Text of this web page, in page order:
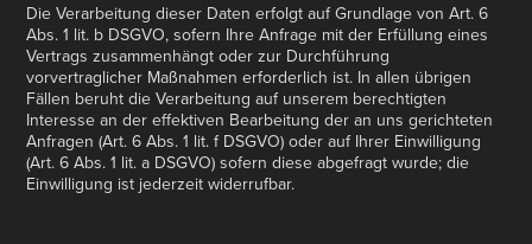
Die Verarbeitung dieser Daten erfolgt auf Grundlage von Art. 6
Abs. 1 lit. b DSGVO, sofern Ihre Anfrage mit der Erfüllung eines
Vertrags zusammenhängt oder zur Durchführung
vorvertraglicher Maßnahmen erforderlich ist. In allen übrigen
Fällen beruht die Verarbeitung auf unserem berechtigten
Interesse an der effektiven Bearbeitung der an uns gerichteten
Anfragen (Art. 6 Abs. 1 lit. f DSGVO) oder auf Ihrer Einwilligung
(Art. 6 Abs. 1 lit. a DSGVO) sofern diese abgefragt wurde; die
Einwilligung ist jederzeit widerrufbar.